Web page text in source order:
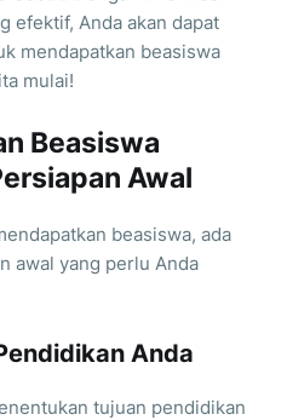
efektif, Anda akan dapat
mendapatkan beasiswa
mulai!
Beasiswa
Awal
beasiswa, ada
awal yang perlu Anda
Anda
tujuan pendidikan